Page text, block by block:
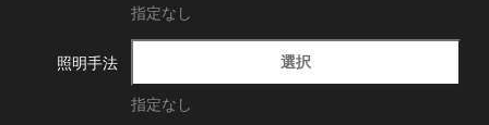
指定なし
照明手法 選択
指定なし